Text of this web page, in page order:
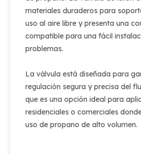
materiales duraderos para
uso al aire libre y presenta una
compatible para una fácil
problemas.
La válvula está diseñada para
regulación segura y precisa del
que es una opción ideal para
residenciales o comerciales
uso de propano de alto volumen.